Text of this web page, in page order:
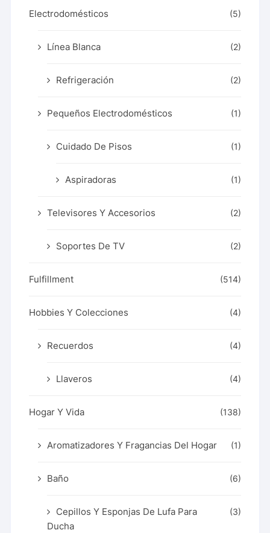
Electrodomésticos (5)
Línea Blanca (2)
Refrigeración (2)
Pequeños Electrodomésticos (1)
Cuidado De Pisos (1)
Aspiradoras (1)
Televisores Y Accesorios (2)
Soportes De TV (2)
Fulfillment (514)
Hobbies Y Colecciones (4)
Recuerdos (4)
Llaveros (4)
Hogar Y Vida (138)
Aromatizadores Y Fragancias Del Hogar (1)
Baño (6)
Cepillos Y Esponjas De Lufa Para
Ducha
(3)